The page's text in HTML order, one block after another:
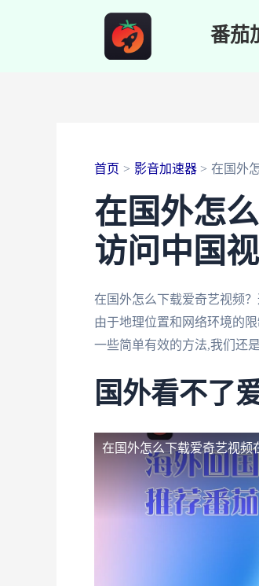
番茄
首页 影音加速器 在国外
在国外怎
访问中国
在国外怎么下载爱奇艺视频
由于地理位置和网络环境的
一些简单有效的方法,我们还
国外看不了
在国外怎么下载爱奇艺视频